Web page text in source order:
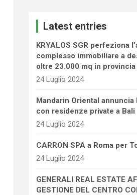
Latest entries
KRYALOS SGR perfeziona
complesso immobiliare a
oltre 23.000 mq in
24 Luglio 2024
Mandarin Oriental
con residenze private a Bali
24 Luglio 2024
CARRON SPA a Roma per
24 Luglio 2024
GENERALI REAL ESTATE
GESTIONE DEL CENTRO